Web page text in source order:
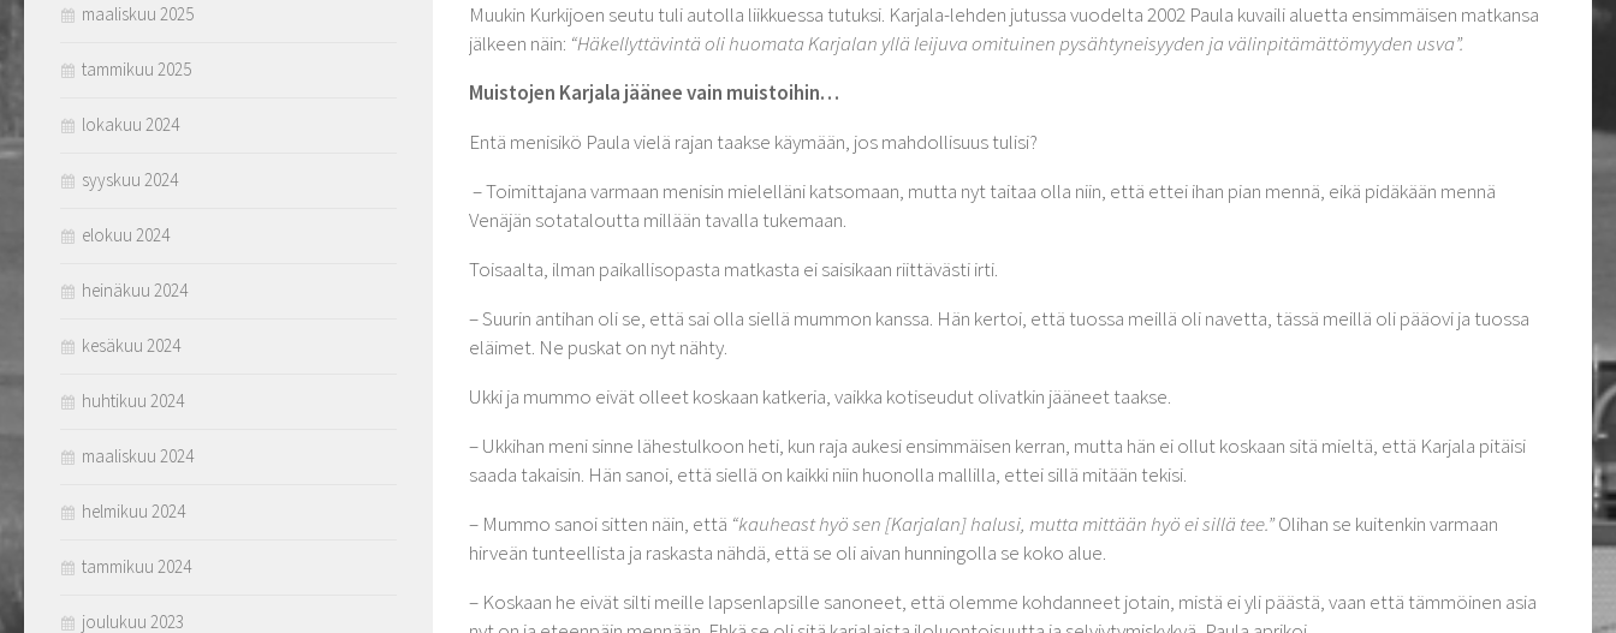
Muukin Kurkijoen seutu tuli autolla liikkuessa tutuksi. Karjala-lehden jutussa vuodelta 2002 Paula kuvaili aluetta ensimmäisen matkansa
jälkeen näin: “Häkellyttävintä oli huomata Karjalan yllä leijuva omituinen pysähtyneisyyden ja välinpitämättömyyden usva”.
Muistojen Karjala jäänee vain muistoihin…
Entä menisikö Paula vielä rajan taakse käymään, jos mahdollisuus tulisi?
– Toimittajana varmaan menisin mielelläni katsomaan, mutta nyt taitaa olla niin, että ettei ihan pian mennä, eikä pidäkään mennä
Venäjän sotataloutta millään tavalla tukemaan.
Toisaalta, ilman paikallisopasta matkasta ei saisikaan riittävästi irti.
– Suurin antihan oli se, että sai olla siellä mummon kanssa. Hän kertoi, että tuossa meillä oli navetta, tässä meillä oli pääovi ja tuossa
eläimet. Ne puskat on nyt nähty.
Ukki ja mummo eivät olleet koskaan katkeria, vaikka kotiseudut olivatkin jääneet taakse.
– Ukkihan meni sinne lähestulkoon heti, kun raja aukesi ensimmäisen kerran, mutta hän ei ollut koskaan sitä mieltä, että Karjala pitäisi
saada takaisin. Hän sanoi, että siellä on kaikki niin huonolla mallilla, ettei sillä mitään tekisi.
– Mummo sanoi sitten näin, että “kauheast hyö sen [Karjalan] halusi, mutta mittään hyö ei sillä tee.”Olihan se kuitenkin varmaan
hirveän tunteellista ja raskasta nähdä, että se oli aivan hunningolla se koko alue.
– Koskaan he eivät silti meille lapsenlapsille sanoneet, että olemme kohdanneet jotain, mistä ei yli päästä, vaan että tämmöinen asia
maaliskuu 2025
tammikuu 2025
lokakuu 2024
syyskuu 2024
elokuu 2024
heinäkuu 2024
kesäkuu 2024
huhtikuu 2024
maaliskuu 2024
helmikuu 2024
tammikuu 2024
joulukuu 2023